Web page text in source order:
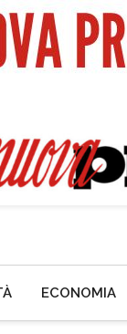
ECONOMIA